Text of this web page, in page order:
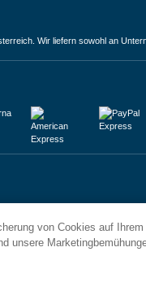
Wir liefern sowohl an
von Cookies auf
unsere